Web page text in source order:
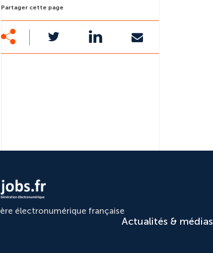
Partager cette page
électronumérique française
Actualités & médias